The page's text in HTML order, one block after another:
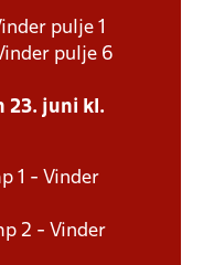
pulje 1
pulje 6
23. juni kl.
1 - Vinder
2 - Vinder